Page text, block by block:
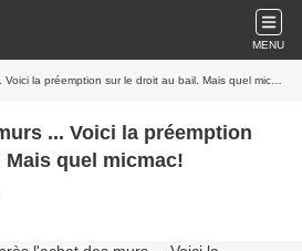
MENU
la préemption sur le droit au bail. Mais quel micmac!
... Voici la préemption
quel micmac!